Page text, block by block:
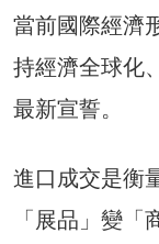
當前國際經濟
持經濟全球化
最新宣誓。
進口成交是衡
「展品」變